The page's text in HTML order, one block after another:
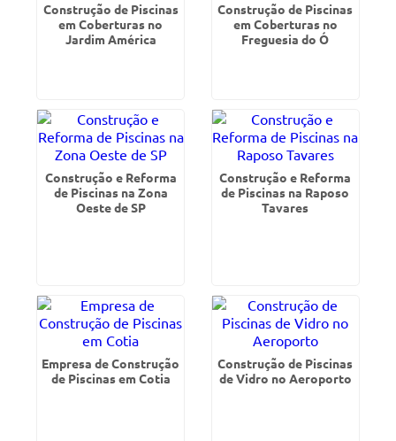
Construção de Piscinas
em Coberturas no
Jardim América
Construção de Piscinas
em Coberturas no
Freguesia do Ó
Construção e Reforma
de Piscinas na Zona
Oeste de SP
Construção e Reforma
de Piscinas na Raposo
Tavares
Empresa de Construção
de Piscinas em Cotia
Construção de Piscinas
de Vidro no Aeroporto